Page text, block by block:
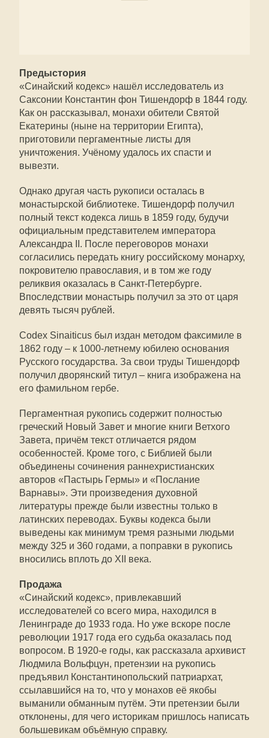
Предыстория
«Синайский кодекс» нашёл исследователь из
Саксонии Константин фон Тишендорф в 1844 году.
Как он рассказывал, монахи обители Святой
Екатерины (ныне на территории Египта),
приготовили пергаментные листы для
уничтожения. Учёному удалось их спасти и
вывезти.
Однако другая часть рукописи осталась в
монастырской библиотеке. Тишендорф получил
полный текст кодекса лишь в 1859 году, будучи
официальным представителем императора
Александра II. После переговоров монахи
согласились передать книгу российскому монарху,
покровителю православия, и в том же году
реликвия оказалась в Санкт-Петербурге.
Впоследствии монастырь получил за это от царя
девять тысяч рублей.
Codex Sinaiticus был издан методом факсимиле в
1862 году – к 1000-летнему юбилею основания
Русского государства. За свои труды Тишендорф
получил дворянский титул – книга изображена на
его фамильном гербе.
Пергаментная рукопись содержит полностью
греческий Новый Завет и многие книги Ветхого
Завета, причём текст отличается рядом
особенностей. Кроме того, с Библией были
объединены сочинения раннехристианских
авторов «Пастырь Гермы» и «Послание
Варнавы». Эти произведения духовной
литературы прежде были известны только в
латинских переводах. Буквы кодекса были
выведены как минимум тремя разными людьми
между 325 и 360 годами, а поправки в рукопись
вносились вплоть до XII века.
Продажа
«Синайский кодекс», привлекавший
исследователей со всего мира, находился в
Ленинграде до 1933 года. Но уже вскоре после
революции 1917 года его судьба оказалась под
вопросом. В 1920-е годы, как рассказала архивист
Людмила Вольфцун, претензии на рукопись
предъявил Константинопольский патриархат,
ссылавшийся на то, что у монахов её якобы
выманили обманным путём. Эти претензии были
отклонены, для чего историкам пришлось написать
большевикам объёмную справку.